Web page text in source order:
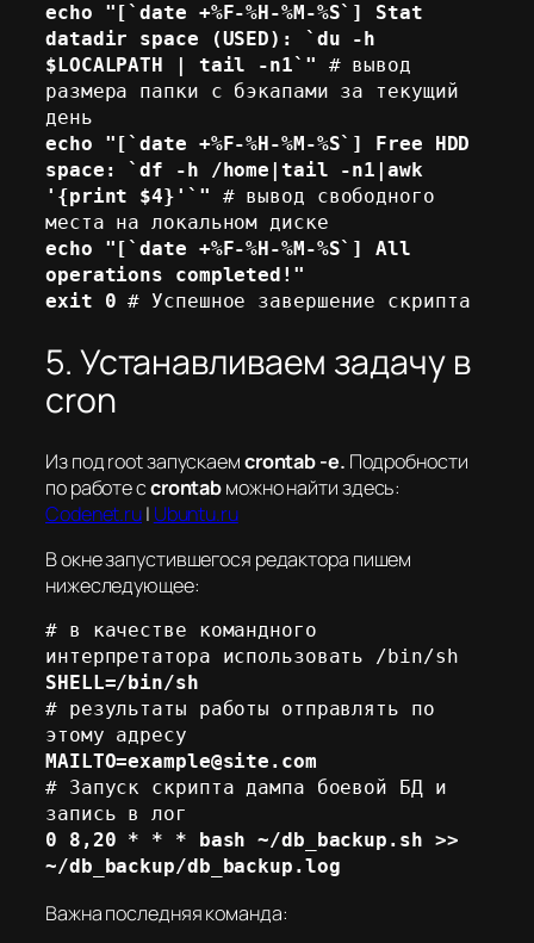
echo "[`date +%F-%H-%M-%S`] Stat
datadir space (USED): `du -h
$LOCALPATH | tail -n1`" # вывод
размера папки с бэкапами за текущий
echo "[`date +%F-%H-%M-%S`] Free HDD
space: `df -h /home|tail -n1|awk
'{print $4}'`" # вывод свободного
echo "[`date +%F-%H-%M-%S`] All
operations completed!"
exit 0 # Успешное завершение скрипта
5. Устанавливаем задачу в
cron
Из под root запускаемcrontab -e. Подробности
по работе сcrontabможно найти здесь:
Codenet.ru| Ubuntu.ru
В окне запустившегося редактора пишем
нижеследующее:
# в качестве командного
SHELL=/bin/sh
# результаты работы отправлять по
MAILTO=example@site.com
# Запуск скрипта дампа боевой БД и
0 8,20 * * * bash ~/db_backup.sh >>
~/db_backup/db_backup.log
Важна последняя команда: